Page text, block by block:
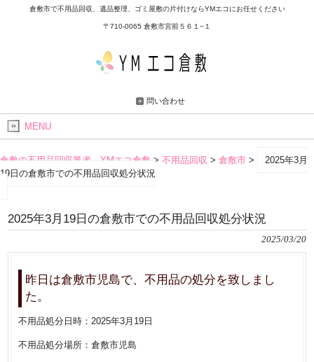
倉敷市で不用品回収、遺品整理、ゴミ屋敷の片付けならYMエコにお任せください
〒710-0065 倉敷市宮前５６１−１
問い合わせ
MENU
倉敷の不用品回収業者 YMエコ倉敷 > 不用品回収 > 倉敷市 >
2025年3月
19日の倉敷市での不用品回収処分状況
2025年3月19日の倉敷市での不用品回収処分状況
2025/03/20
昨日は倉敷市児島で、不用品の処分を致しまし
た。
不用品処分日時：2025年3月19日
不用品処分場所：倉敷市児島